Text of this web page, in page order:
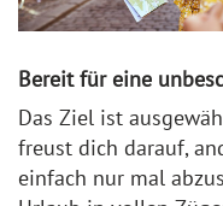
Bereit für eine
Das Ziel ist
freust dich darauf,
einfach nur mal